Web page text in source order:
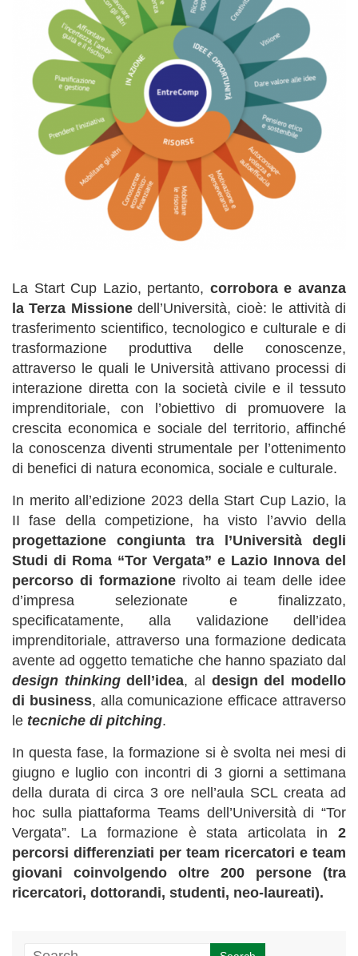
La Start Cup Lazio, pertanto, corrobora e avanza
la Terza Missionedell’Università, cioè: le attività di
trasferimento scientifico, tecnologico e culturale e di
trasformazione produttiva delle conoscenze,
attraverso le quali le Università attivano processi di
interazione diretta con la società civile e il tessuto
imprenditoriale, con l’obiettivo di promuovere la
crescita economica e sociale del territorio, affinché
la conoscenza diventi strumentale per l’ottenimento
di benefici di natura economica, sociale e culturale.
In merito all’edizione 2023 della Start Cup Lazio, la
II fase della competizione, ha visto l’avvio della
progettazione congiunta tra l’Università degli
Studi di Roma “Tor Vergata” e Lazio Innova del
percorso di formazionerivolto ai team delle idee
d’impresa selezionate e finalizzato,
specificatamente, alla validazione dell’idea
imprenditoriale, attraverso una formazione dedicata
avente ad oggetto tematiche che hanno spaziato dal
design thinkingdell’idea, al design del modello
di business, alla comunicazione efficace attraverso
le tecniche di pitching.
In questa fase, la formazione si è svolta nei mesi di
giugno e luglio con incontri di 3 giorni a settimana
della durata di circa 3 ore nell’aula SCL creata ad
hoc sulla piattaforma Teams dell’Università di “Tor
Vergata”. La formazione è stata articolata in 2
percorsi differenziati per team ricercatori e team
giovani coinvolgendo oltre 200 persone (tra
ricercatori, dottorandi, studenti, neo-laureati).